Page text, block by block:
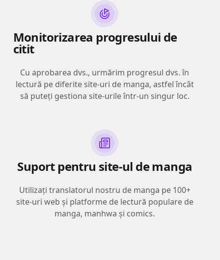
Monitorizarea progresului de
citit
Cu aprobarea dvs., urmărim progresul dvs. în
lectură pe diferite site-uri de manga, astfel încât
să puteți gestiona site-urile într-un singur loc.
Suport pentru site-ul de manga
Utilizați translatorul nostru de manga pe 100+
site-uri web și platforme de lectură populare de
manga, manhwa și comics.